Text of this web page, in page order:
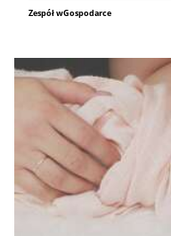
Zespół wGospodarce